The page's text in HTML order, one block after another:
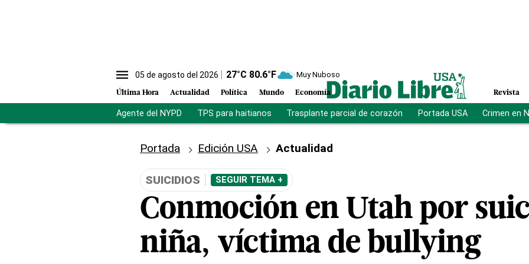
05 de agosto del 2026 27°C 80.6°F Muy Nuboso
Última Hora Actualidad Política Mundo Economía Revista
Agente del NYPD TPS para haitianos Trasplante parcial de corazón Portada USA Crimen en
Portada Edición USA Actualidad
SUICIDIOS SEGUIR TEMA +
Conmoción en Utah por
niña, víctima de bullying